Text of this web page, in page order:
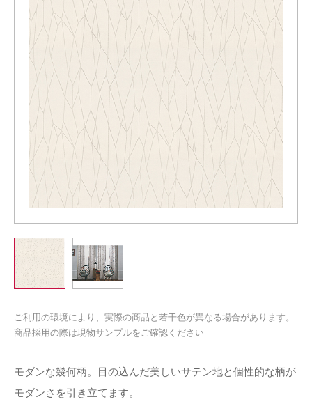
ご利用の環境により、実際の商品と若干色が異なる場合があります。
商品採用の際は現物サンプルをご確認ください
モダンな幾何柄。目の込んだ美しいサテン地と個性的な柄が
モダンさを引き立てます。